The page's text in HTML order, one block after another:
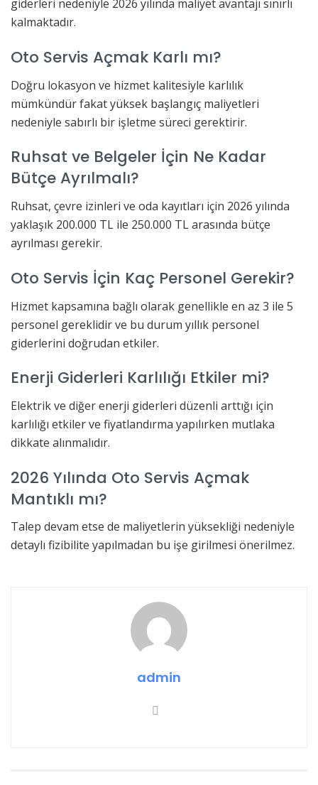
giderleri nedeniyle 2026 yılında maliyet avantajı sınırlı
kalmaktadır.
Oto Servis Açmak Karlı mı?
Doğru lokasyon ve hizmet kalitesiyle karlılık
mümkündür fakat yüksek başlangıç maliyetleri
nedeniyle sabırlı bir işletme süreci gerektirir.
Ruhsat ve Belgeler İçin Ne Kadar
Bütçe Ayrılmalı?
Ruhsat, çevre izinleri ve oda kayıtları için 2026 yılında
yaklaşık 200.000 TL ile 250.000 TL arasında bütçe
ayrılması gerekir.
Oto Servis İçin Kaç Personel Gerekir?
Hizmet kapsamına bağlı olarak genellikle en az 3 ile 5
personel gereklidir ve bu durum yıllık personel
giderlerini doğrudan etkiler.
Enerji Giderleri Karlılığı Etkiler mi?
Elektrik ve diğer enerji giderleri düzenli arttığı için
karlılığı etkiler ve fiyatlandırma yapılırken mutlaka
dikkate alınmalıdır.
2026 Yılında Oto Servis Açmak
Mantıklı mı?
Talep devam etse de maliyetlerin yüksekliği nedeniyle
detaylı fizibilite yapılmadan bu işe girilmesi önerilmez.
admin